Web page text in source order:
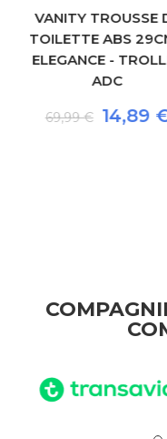
VANITY TROUSSE
TOILETTE ABS
ELEGANCE -
ADC
69,99 € 14,89